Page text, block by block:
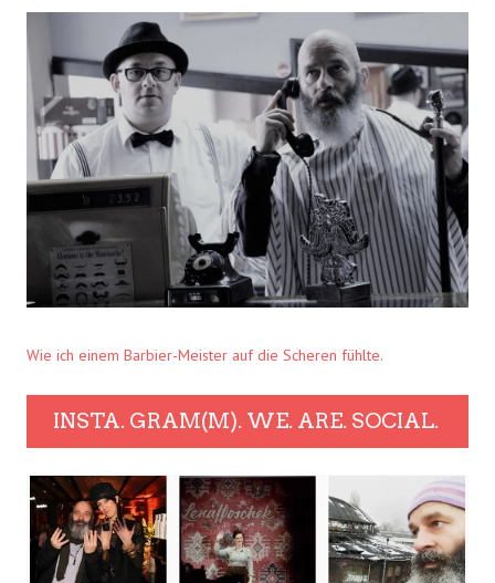
Wie ich einem Barbier-Meister auf die Scheren fühlte.
INSTA. GRAM(M). WE. ARE. SOCIAL.